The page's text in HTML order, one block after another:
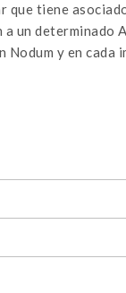
que tiene
a un
y en cada